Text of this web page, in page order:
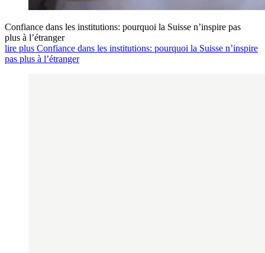
Confiance dans les institutions: pourquoi la Suisse n’inspire pas
plus à l’étranger
lire plus Confiance dans les institutions: pourquoi la Suisse n’inspire
pas plus à l’étranger